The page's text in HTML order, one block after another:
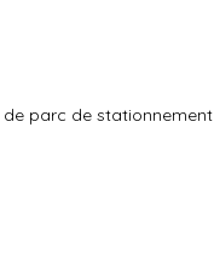
de parc de stationnement